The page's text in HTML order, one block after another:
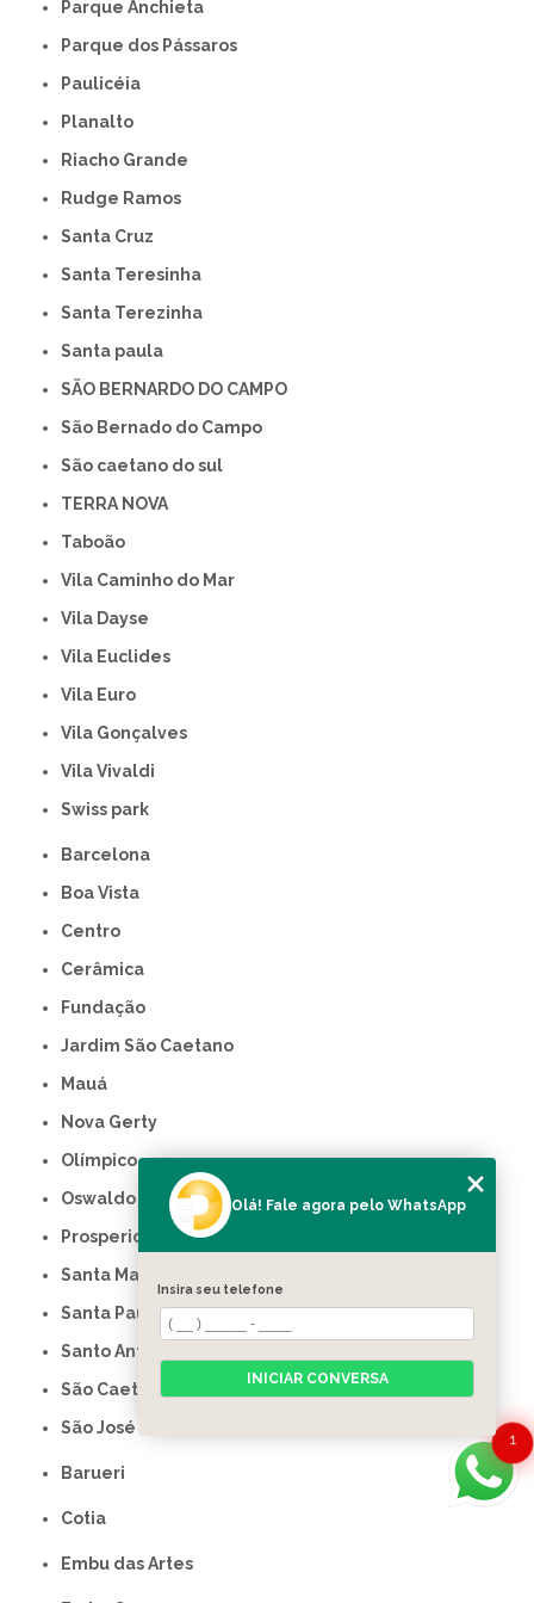
Parque Anchieta
Parque dos Pássaros
Paulicéia
Planalto
Riacho Grande
Rudge Ramos
Santa Cruz
Santa Teresinha
Santa Terezinha
Santa paula
SÃO BERNARDO DO CAMPO
São Bernado do Campo
São caetano do sul
TERRA NOVA
Taboão
Vila Caminho do Mar
Vila Dayse
Vila Euclides
Vila Euro
Vila Gonçalves
Vila Vivaldi
swiss park
Barcelona
Boa Vista
Centro
Cerâmica
Fundação
Jardim São Caetano
Mauá
Nova Gerty
Olímpico
Oswaldo Cruz
Prosperidade
Santa Maria
Santa Paula
Santo Antônio
São Caetano do Sul
São José
Barueri
Cotia
Embu das Artes
1
Olá! Fale agora pelo WhatsApp
Insira seu telefone
INICIAR CONVERSA